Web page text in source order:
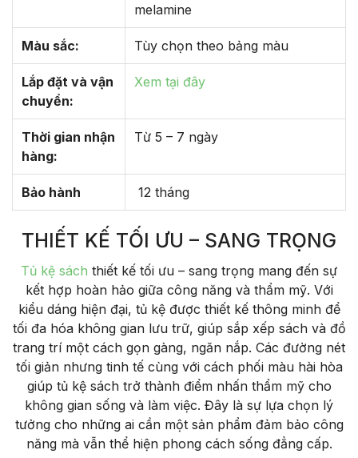
melamine
Màu sắc: Tùy chọn theo bảng màu
Lắp đặt và vận
chuyển:
Xem tại đây
Thời gian nhận
hàng:
Từ 5 – 7 ngày
Bảo hành 12 tháng
THIẾT KẾ TỐI ƯU – SANG TRỌNG
Tủ kệ sách thiết kế tối ưu – sang trọng mang đến sự
kết hợp hoàn hảo giữa công năng và thẩm mỹ. Với
kiểu dáng hiện đại, tủ kệ được thiết kế thông minh để
tối đa hóa không gian lưu trữ, giúp sắp xếp sách và đồ
trang trí một cách gọn gàng, ngăn nắp. Các đường nét
tối giản nhưng tinh tế cùng với cách phối màu hài hòa
giúp tủ kệ sách trở thành điểm nhấn thẩm mỹ cho
không gian sống và làm việc. Đây là sự lựa chọn lý
tưởng cho những ai cần một sản phẩm đảm bảo công
năng mà vẫn thể hiện phong cách sống đẳng cấp.